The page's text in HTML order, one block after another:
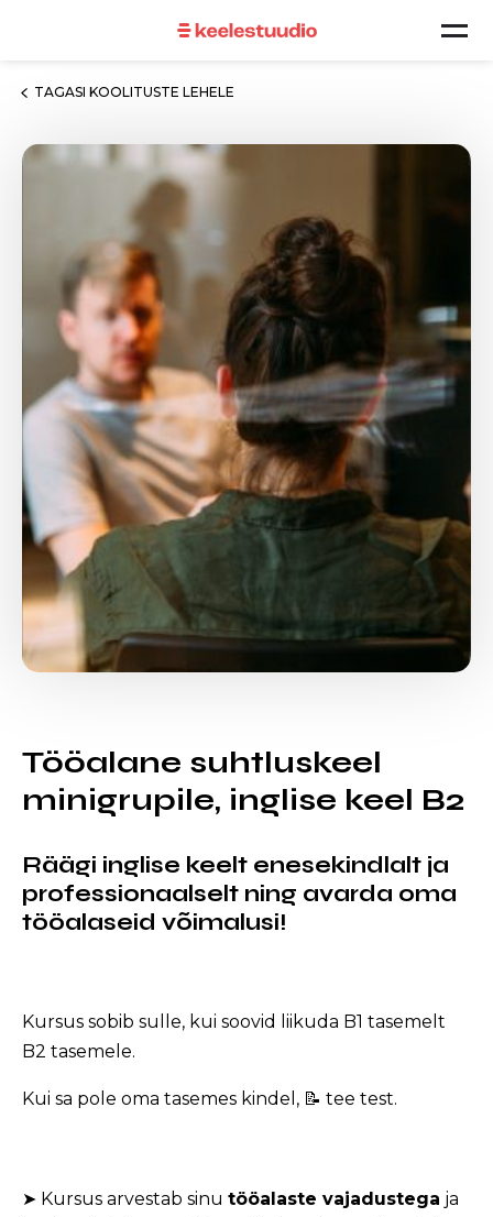
TAGASI KOOLITUSTE LEHELE
Tööalane suhtluskeel
minigrupile, inglise keel B2
Räägi inglise keelt enesekindlalt ja
professionaalselt ning avarda oma
tööalaseid võimalusi!
Kursus sobib sulle, kui soovid liikuda B1 tasemelt
B2 tasemele.
Kui sa pole oma tasemes kindel, 📝 tee test.
➤ Kursus arvestab sinu tööalaste vajadustega ja